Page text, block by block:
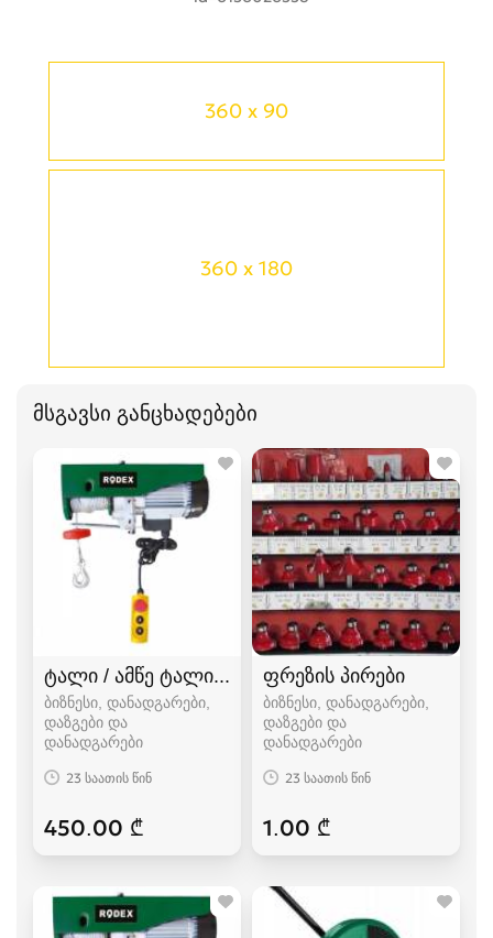
360 x 90
360 x 180
მსგავსი განცხადებები
ტალი / ამწე ტალი / ტელფერი / ელექტრო
ბიზნესი, დანადგარები,
დაზგები და
დანადგარები
23 საათის წინ
450.00 ₾
ფრეზის პირები
ბიზნესი, დანადგარები,
დაზგები და
დანადგარები
23 საათის წინ
1.00 ₾